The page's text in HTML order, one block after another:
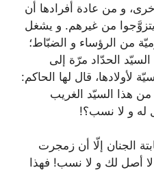
و من عادة أفرادها أن
يتزوَّجوا من غيرهم. و يشغل
من الرؤساء و الضبّاط؛
الحدّاد مرّة إلى
لأولادها، قال لها الحاكم:
هذا السيّد الغريب
له و لا نسب؟!
الجنان إلّا أن زمجرت
أصل لك و لا نسب! فهذا